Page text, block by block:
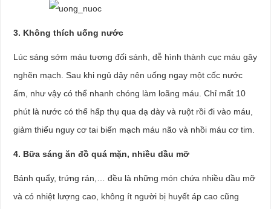
3. Không thích uống nước
Lúc sáng sớm máu tương đối sánh, dễ hình thành cục máu gây
nghẽn mạch. Sau khi ngủ dậy nên uống ngay một cốc nước
ấm, như vậy có thể nhanh chóng làm loãng máu. Chỉ mất 10
phút là nước có thể hấp thụ qua dạ dày và ruột rồi đi vào máu,
giảm thiểu nguy cơ tai biến mạch máu não và nhồi máu cơ tim.
4. Bữa sáng ăn đồ quá mặn, nhiều dầu mỡ
Bánh quẩy, trứng rán,… đều là những món chứa nhiều dầu mỡ
và có nhiệt lượng cao, không ít người bị huyết áp cao cũng